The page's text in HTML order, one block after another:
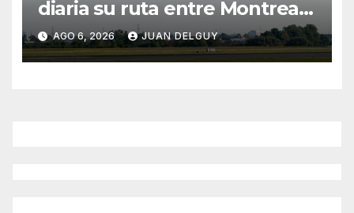
diaria su ruta entre Montreal
y Ciudad de Guatemala
desde octubre
AGO 6, 2026 JUAN DELGUY